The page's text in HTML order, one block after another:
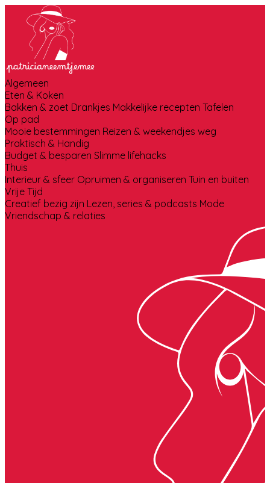
Algemeen
Eten & Koken
Bakken & zoet Drankjes Makkelijke recepten Tafelen
Op pad
Mooie bestemmingen Reizen & weekendjes weg
Praktisch & Handig
Budget & besparen Slimme lifehacks
Thuis
Interieur & sfeer Opruimen & organiseren Tuin en buiten
Vrije Tijd
Creatief bezig zijn Lezen, series & podcasts Mode
Vriendschap & relaties